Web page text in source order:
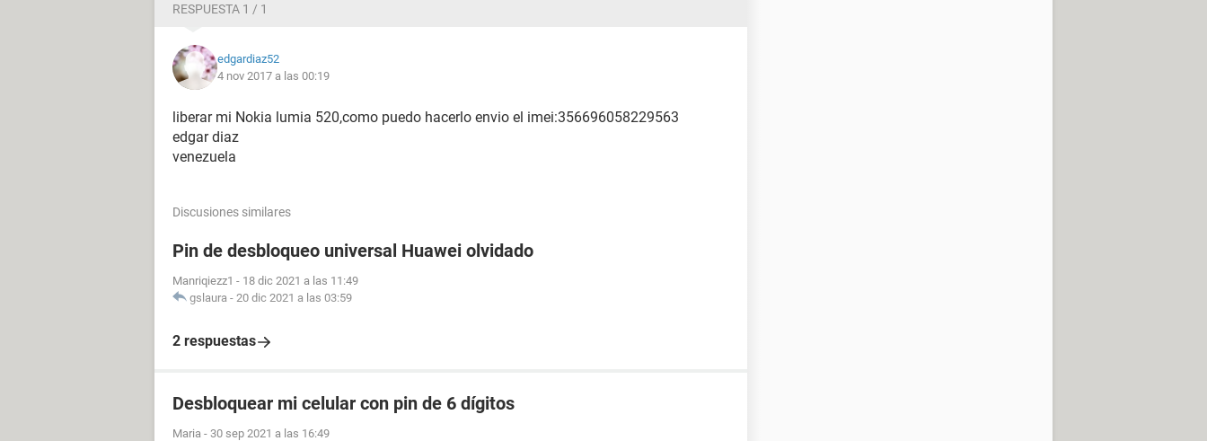
RESPUESTA 1 / 1
edgardiaz52
4 nov 2017 a las 00:19
liberar mi Nokia lumia 520,como puedo hacerlo envio el imei:356696058229563
edgar diaz
venezuela
Discusiones similares
Pin de desbloqueo universal Huawei olvidado
Manriqiezz1 - 18 dic 2021 a las 11:49
gslaura - 20 dic 2021 a las 03:59
2 respuestas
Desbloquear mi celular con pin de 6 dígitos
Maria - 30 sep 2021 a las 16:49